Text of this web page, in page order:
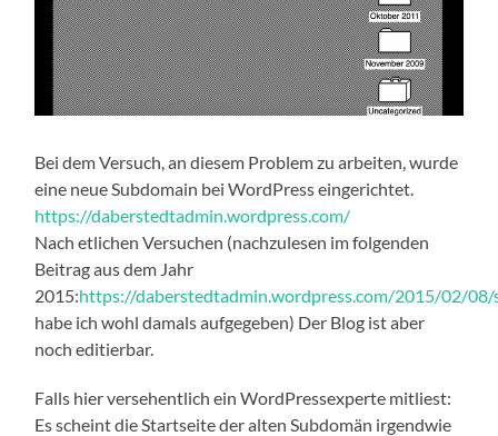
Bei dem Versuch, an diesem Problem zu arbeiten, wurde
eine neue Subdomain bei WordPress eingerichtet.
https://daberstedtadmin.wordpress.com/
Nach etlichen Versuchen (nachzulesen im folgenden
Beitrag aus dem Jahr
2015:https://daberstedtadmin.wordpress.com/2015/02/08/
habe ich wohl damals aufgegeben) Der Blog ist aber
noch editierbar.
Falls hier versehentlich ein WordPressexperte mitliest:
Es scheint die Startseite der alten Subdomän irgendwie